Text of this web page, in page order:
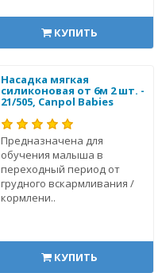
КУПИТЬ
Насадка мягкая
силиконовая от 6м 2 шт. -
21/505, Canpol Babies
Предназначена для
обучения малыша в
переходный период от
грудного вскармливания /
кормлени..
КУПИТЬ